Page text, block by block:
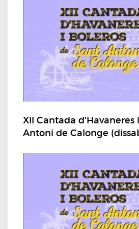
XII Cantada d'Havaneres
Antoni de Calonge